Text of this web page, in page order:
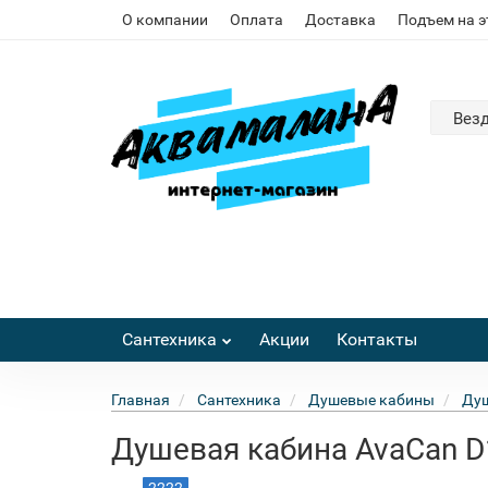
О компании Оплата Доставка Подъем на
Сантехника Акции Контакты
Главная Сантехника Душевые кабины
Душевая кабина AvaCan